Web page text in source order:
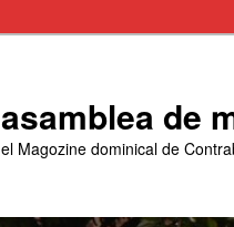
asamblea de
el Magozine dominical de